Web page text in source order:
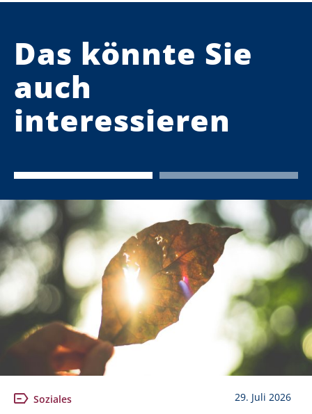
Das könnte Sie
auch
interessieren
Soziales 29. Juli 2026